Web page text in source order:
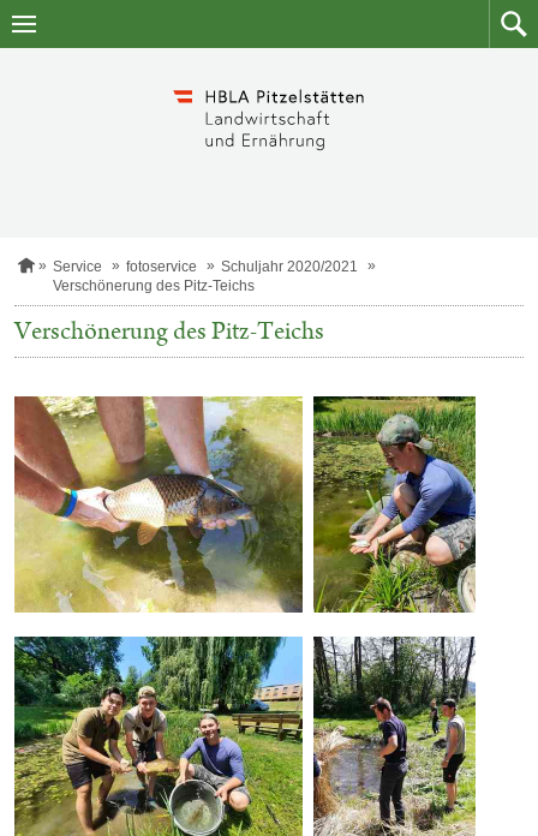
Zum
Zum
S
a
r
s
i
e
Service fotoservice
Schuljahr 2020/2021
Verschönerung des Pitz-Teichs
Verschönerung des Pitz-Teichs